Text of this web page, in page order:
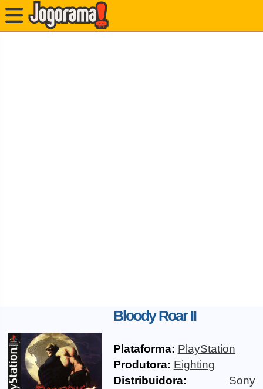
Bloody Roar II
Plataforma: PlayStation
Produtora: Eighting
Distribuidora:
Sony